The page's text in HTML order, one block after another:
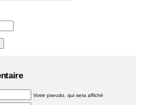
Votre pseudo, qui sera affiché